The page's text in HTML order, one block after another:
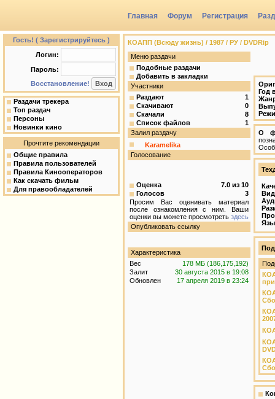
Главная Форум Регистрация
Группы
Гость! ( Зарегистрируйтесь )
Логин:
Пароль:
Восстановление!
Раздачи трекера
Топ раздач
Персоны
Новинки кино
Прочтите рекомендации
Общие правила
Правила пользователей
Правила Кинооператоров
Как скачать фильм
Для правообладателей
КОАПП (Всюду жизнь) / 1987 / РУ / DVDRip
Меню раздачи
Подобные раздачи
Добавить в закладки
Участники
Раздают
1
Скачивают
0
Скачали
8
Список файлов
1
Залил раздачу
Karamelika
Голосование
Оценка 7.0 из 10
Голосов
3
Просим Вас оценивать материал
после ознакомления с ним. Ваши
оценки вы можете просмотреть здесь
Опубликовать ссылку
Характеристика
Вес
178 МБ (186,175,192)
Залит
30 августа 2015 в 19:08
Обновлен
17 апреля 2019 в 23:24
Год
О